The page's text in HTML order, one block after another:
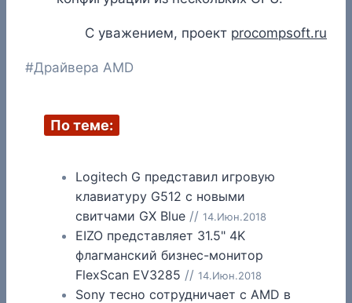
С уважением, проект procompsoft.ru
Метки
#Драйвера AMD
По теме:
Logitech G представил игровую
клавиатуру G512 c новыми
свитчами GX Blue // 14.Июн.2018
EIZO представляет 31.5" 4K
флагманский бизнес-монитор
FlexScan EV3285 // 14.Июн.2018
Sony тесно сотрудничает с AMD в